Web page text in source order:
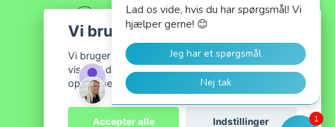
Vi bruger cookies
Vi bruger cookies til at tilpasse det indhold, der
vises til dig, og for at give dig den bedst mulige
oplevelse, når du handler hos os.
Accepter alle Indstillinger 1